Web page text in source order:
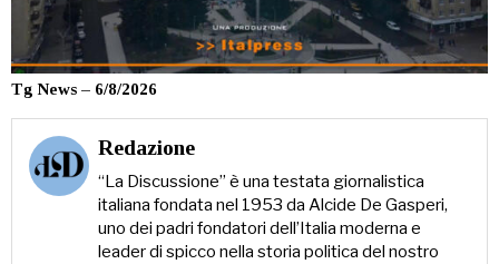
Tg News – 6/8/2026
Redazione
“La Discussione” è una testata giornalistica
italiana fondata nel 1953 da Alcide De Gasperi,
uno dei padri fondatori dell’Italia moderna e
leader di spicco nella storia politica del nostro